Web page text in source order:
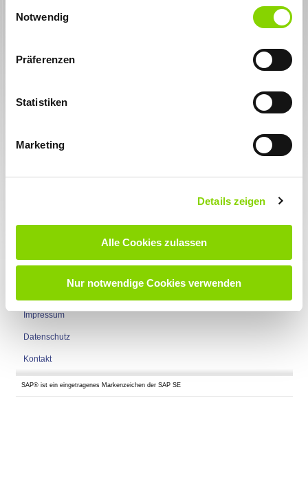
Cookies, wenn Sie unsere Webseite weiterhin nutzen.
Notwendig
Präferenzen
Statistiken
Marketing
Details zeigen
Alle Cookies zulassen
Nur notwendige Cookies verwenden
06.03.2025
Sören König verwöhnte uns mit einer spektakulären
Biertorte. Die sah nicht nur toll aus, sondern
Impressum
Datenschutz
Kontakt
SAP® ist ein eingetragenes Markenzeichen der SAP SE